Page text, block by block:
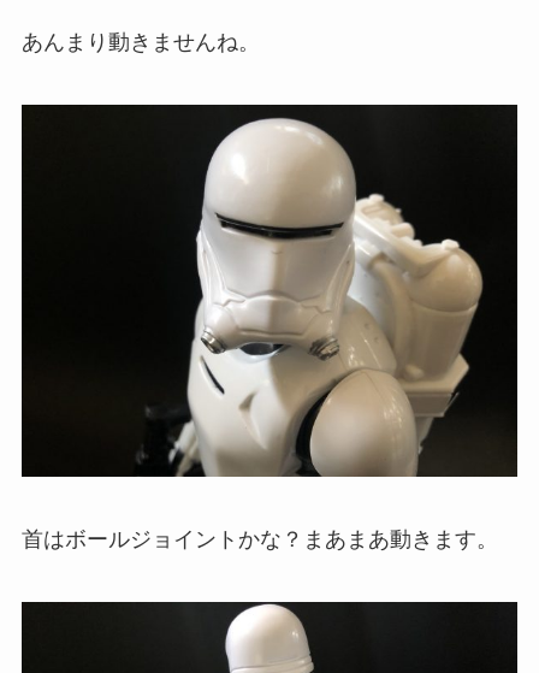
あんまり動きませんね。
首はボールジョイントかな？まあまあ動きます。